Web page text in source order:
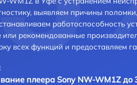
выявляем причины
работоспособность
рекомендованные
всех функций и предоставляем
плеера Sony NW-WM1Z до